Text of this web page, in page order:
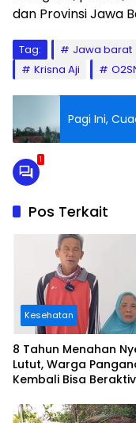
dan Provinsi Jawa
Tag: Jawa barat
Krisna Aji
Pagi Ini,
1
Pos Terkait
Kesehatan
8 Tahun Menahan
Lutut, Warga
Kembali Bisa
Ditanggung BPJS